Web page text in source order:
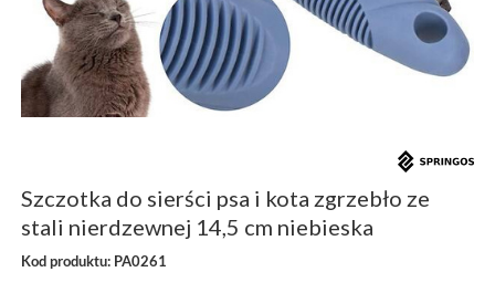
Szczotka do sierści psa i kota zgrzebło ze
stali nierdzewnej 14,5 cm niebieska
Kod produktu: PA0261